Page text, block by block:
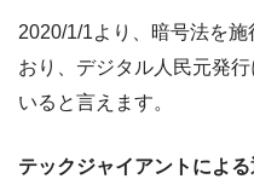
2020/1/1より、暗号法を
おり、デジタル人民元発
いると言えます。
テックジャイアントによ